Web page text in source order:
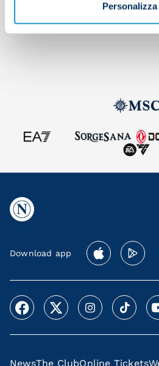
Personalizza
No comments to show.
Download app
NewsThe ClubOnline Tickets